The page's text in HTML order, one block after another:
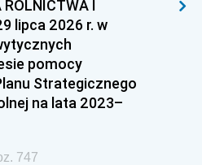
I
lipca 2026 r. w
pomocy
Strategicznego
na lata 2023–
747